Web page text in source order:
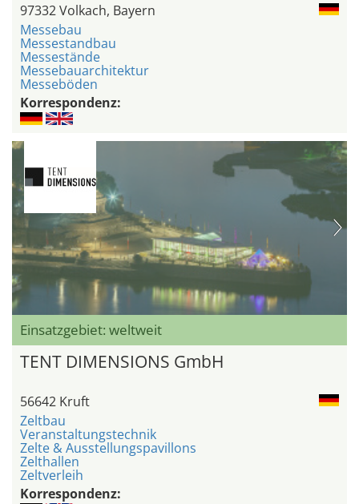
97332 Volkach, Bayern
Messebau
Messestandbau
Messestände
Messebauarchitektur
Messeböden
Korrespondenz:
Einsatzgebiet: weltweit
TENT DIMENSIONS GmbH
56642 Kruft
Zeltbau
Veranstaltungstechnik
Zelte & Ausstellungspavillons
Zelthallen
Zeltverleih
Korrespondenz: